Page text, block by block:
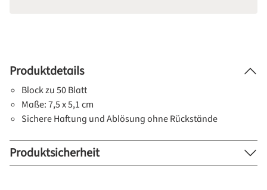
Produktdetails
Block zu 50 Blatt
Maße: 7,5 x 5,1 cm
Sichere Haftung und Ablösung ohne Rückstände
Produktsicherheit